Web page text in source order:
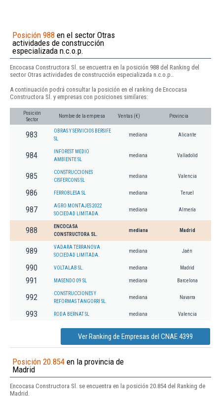
Posición 988 en el sector Otras
actividades de construcción
especializada n.c.o.p.
Encocasa Constructora Sl. se encuentra en la posición 988 del Ranking del
sector Otras actividades de construcción especializada n.c.o.p..
A continuación podrá consultar la posición en el ranking de Encocasa
Constructora Sl. y empresas con posiciones similares:
Posición
Sector
Nombre de la empresa Ventas (€) Provincia
983
OBRAS Y SERVICIOS BERSIFE
SL
mediana Alicante
984
INFOREST MEDIO
AMBIENTE SL
mediana Valladolid
985
CONSTRUCCIONES
CISFERCONS SL
mediana Valencia
986 FERROBLESA SL mediana Teruel
987
AGRO MONTAJES 2022
SOCIEDAD LIMITADA.
mediana Almería
988
ENCOCASA
CONSTRUCTORA SL.
mediana Madrid
989
VADARA TERRANOVA
SOCIEDAD LIMITADA.
mediana Jaén
990 VOLTALAB SL. mediana Madrid
991 MASENDO 09 SL mediana Barcelona
992
CONSTRUCCIONES Y
REFORMAS TANGORRI SL.
mediana Navarra
993 RODA BERNAT SL mediana Valencia
Ver Ranking de Empresas del CNAE 4399
Posición 20.854 en la provincia de
Madrid
Encocasa Constructora Sl. se encuentra en la posición 20.854 del Ranking de
Madrid.